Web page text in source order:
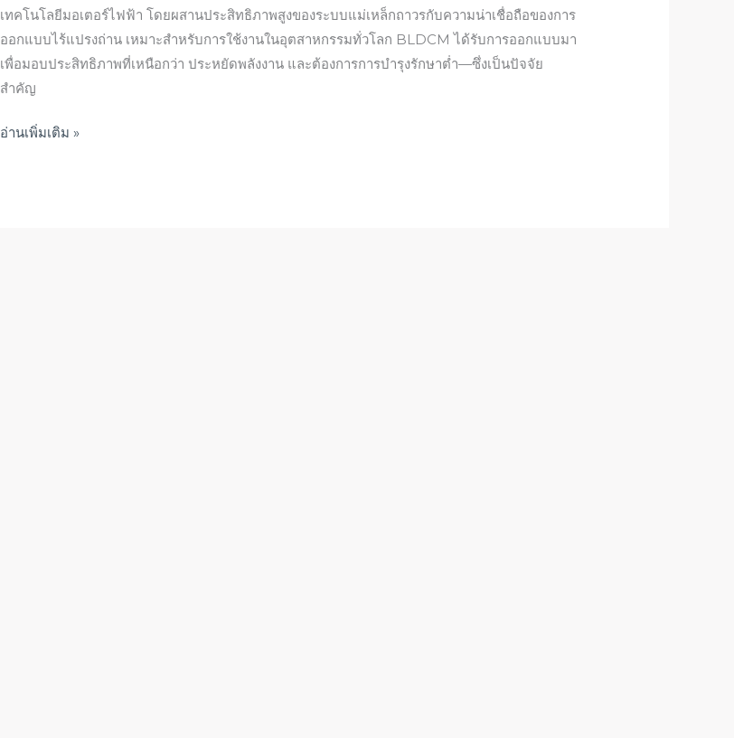
เทคโนโลยีมอเตอร์ไฟฟ้า โดยผสานประสิทธิภาพสูงของระบบแม่เหล็กถาวรกับความน่าเชื่อถือของการ
ออกแบบไร้แปรงถ่าน เหมาะสำหรับการใช้งานในอุตสาหกรรมทั่วโลก BLDCM ได้รับการออกแบบมา
เพื่อมอบประสิทธิภาพที่เหนือกว่า ประหยัดพลังงาน และต้องการการบำรุงรักษาต่ำ—ซึ่งเป็นปัจจัย
สำคัญ
โซลูชัน
พลังงาน
หลัก
สำหรับ
สมัย
อ่านเพิ่มเติม »